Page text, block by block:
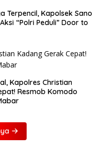
Terpencil, Kapolsek Sano
“Polri Peduli” Door to
Kapolres Christian
Resmob Komodo